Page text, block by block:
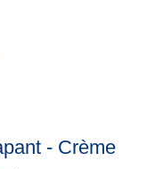
- Crème